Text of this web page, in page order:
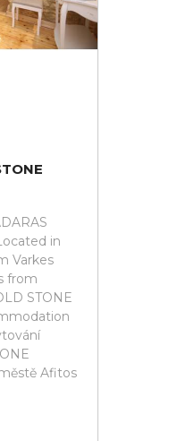
in
Varkes
from
STONE
Afitos